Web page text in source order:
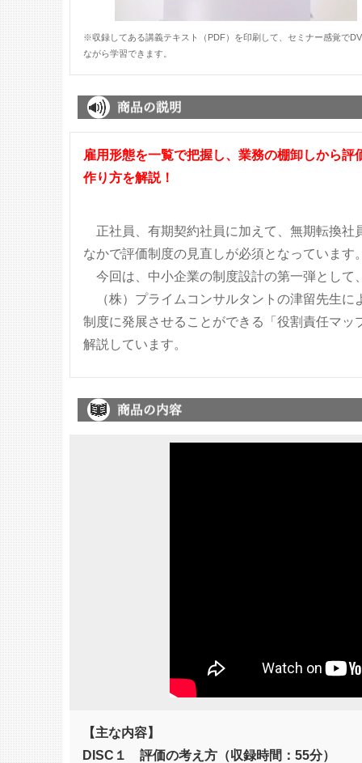
※収録してある講義テキスト（PDF）を印刷して、セミナー感覚で
ながら学習できます。
雇用形態を一覧で把握し、業務の棚卸しから
作り方を解説！
正社員、有期契約社員に加えて、無期転換社
なかで評価制度の見直しが必須となっています
今回は、中小企業の制度設計の第一弾として
（株）プライムコンサルタントの津留先生に
制度に発展させることができる「役割責任マ
解説しています。
【主な内容】
DISC１ 評価の考え方（収録時間：55分）